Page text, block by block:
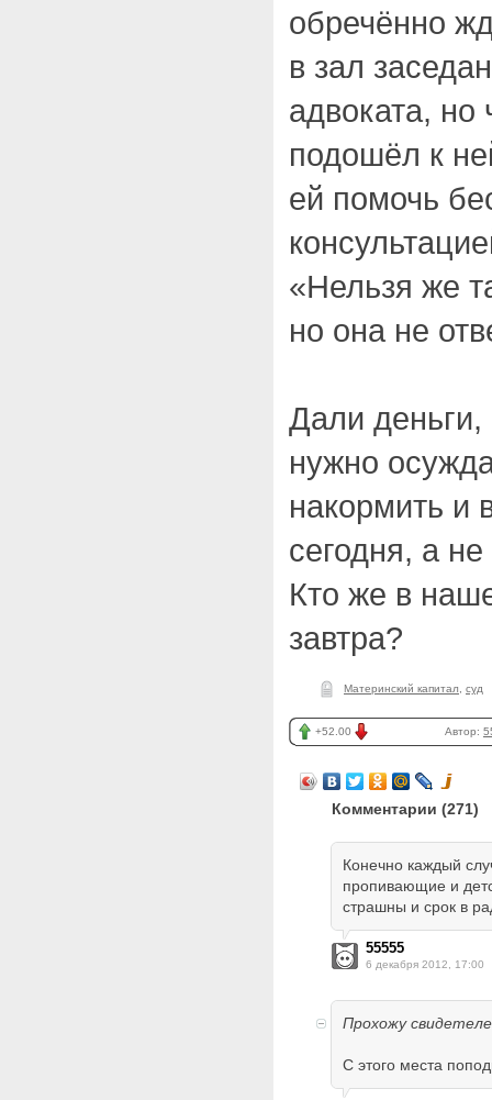
обречённо
в зал
адвоката, но
подошёл к
ей помочь
«Нельзя же
но она не
Дали
нужно
накормить и
сегодня, а
Кто же в
завтра?
Материнский капитал суд
+52.00 Автор:
Комментарии (271)
Конечно каждый
пропивающие и
страшны и срок в
55555
6 декабря 2012, 17:00
Прохожу
С этого места